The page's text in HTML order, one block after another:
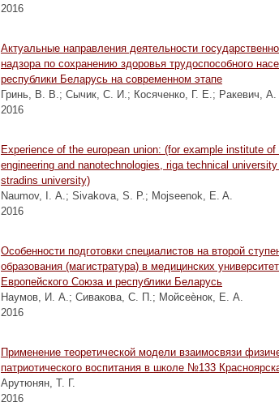
2016
Актуальные направления деятельности
надзора по сохранению здоровья трудоспособного
республики Беларусь на современном этапе
Гринь, В. В.; Сычик, С. И.; Косяченко, Г. Е.; Ракевич,
2016
Experience of the european union: (for example institute of
engineering and nanotechnologies, riga technical
stradins university)
Naumov, I. А.; Sivakova, S. P.; Mojseenok, E. A.
2016
Особенности подготовки специалистов на второй
образования (магистратура) в медицинских
Европейского Союза и республики Беларусь
Наумов, И. А.; Сивакова, С. П.; Мойсеѐнок, Е. А.
2016
Применение теоретической модели взаимосвязи
патриотического воспитания в школе №133
Арутюнян, Т. Г.
2016